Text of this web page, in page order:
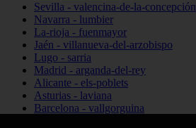
Sevilla - valencina-de-la-concepción
Navarra - lumbier
La-rioja - fuenmayor
Jaén - villanueva-del-arzobispo
Lugo - sarria
Madrid - arganda-del-rey
Alicante - els-poblets
Asturias - laviana
Barcelona - vallgorguina